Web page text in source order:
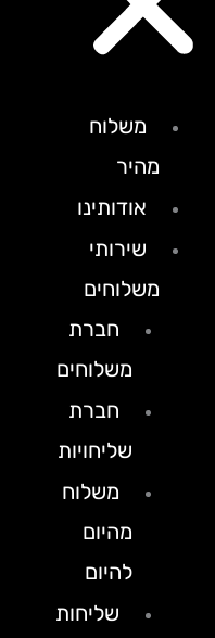
משלוח
מהיר
אודותינו
שירותי
משלוחים
חברת
משלוחים
חברת
שליחויות
משלוח
מהיום
להיום
שליחות